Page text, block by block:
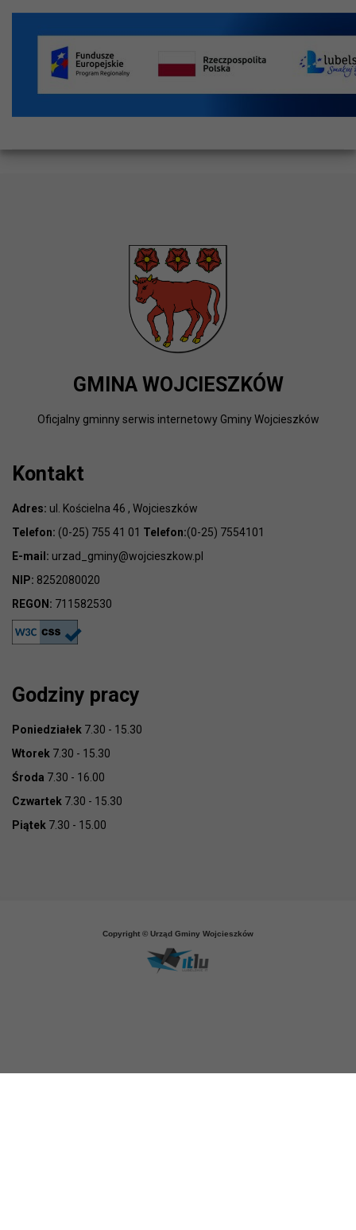
GMINA WOJCIESZKÓW
Oficjalny gminny serwis internetowy Gminy Wojcieszków
Kontakt
Adres: ul. Kościelna 46 , Wojcieszków
Telefon: (0-25) 755 41 01 Telefon:(0-25) 7554101
E-mail: urzad_gminy@wojcieszkow.pl
NIP: 8252080020
REGON: 711582530
Godziny pracy
Poniedziałek 7.30 - 15.30
Wtorek 7.30 - 15.30
Środa 7.30 - 16.00
Czwartek 7.30 - 15.30
Piątek 7.30 - 15.00
Copyright © Urząd Gminy Wojcieszków